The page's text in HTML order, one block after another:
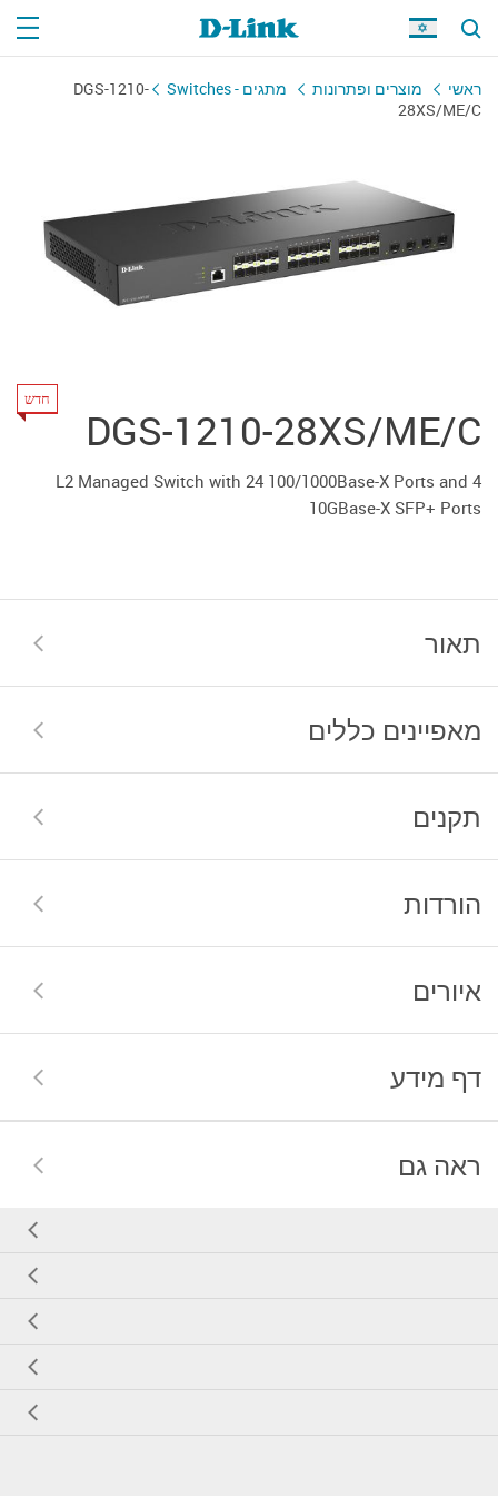
ראשי מוצרים ופתרונות מתגים - Switches
DGS-1210-
28XS/ME/C
DGS-1210-28XS/ME/C
חדש
L2 Managed Switch with 24 100/1000Base-X Ports and 4
10GBase-X SFP+ Ports
תאור
מאפיינים כללים
תקנים
הורדות
איורים
דף מידע
ראה גם